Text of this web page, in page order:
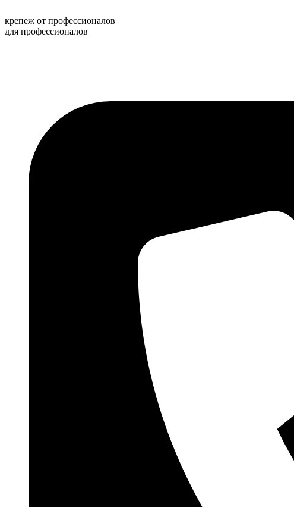
к
содержимому
крепеж от профессионалов
для профессионалов